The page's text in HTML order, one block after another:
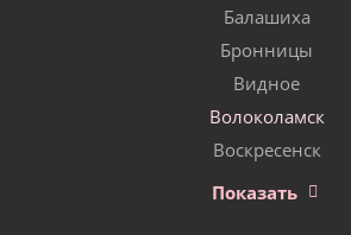
Балашиха
Бронницы
Видное
Волоколамск
Воскресенск
Показать